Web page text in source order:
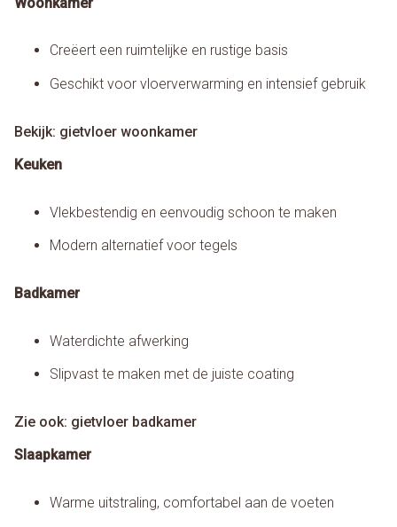
Creëert een ruimtelijke en rustige basis
Geschikt voor vloerverwarming en intensief gebruik
Bekijk: gietvloer woonkamer
Keuken
Vlekbestendig en eenvoudig schoon te maken
Modern alternatief voor tegels
Badkamer
Waterdichte afwerking
Slipvast te maken met de juiste coating
Zie ook: gietvloer badkamer
Slaapkamer
Warme uitstraling, comfortabel aan de voeten